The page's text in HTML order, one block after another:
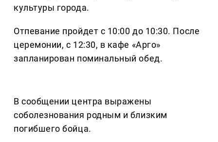
культуры города.
Отпевание пройдет с 10:00 до 10:30. После
церемонии, с 12:30, в кафе «Арго»
запланирован поминальный обед.
В сообщении центра выражены
соболезнования родным и близким
погибшего бойца.